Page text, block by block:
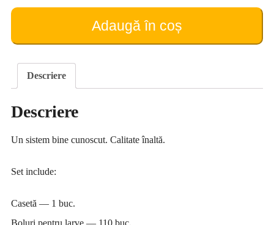
de
reginelor
Adaugă în coș
Descriere
Descriere
Un sistem bine cunoscut. Calitate înaltă.
Set include:
Casetă — 1 buc.
Boluri pentru larve — 110 buc.